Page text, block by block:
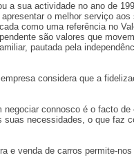
a sua actividade no ano de
o melhor serviço
como uma referência no
são valores que
pautada pela
considera que a
negociar connosco é o facto
suas necessidades, o que faz
e venda de carros permite-